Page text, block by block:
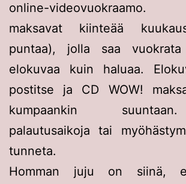
online-
maksavat kiinteää
puntaa), jolla saa
elokuvaa kuin haluaa.
postitse ja CD WOW!
kumpaankin
palautusaikoja tai
tunneta.
Homman juju on siinä,